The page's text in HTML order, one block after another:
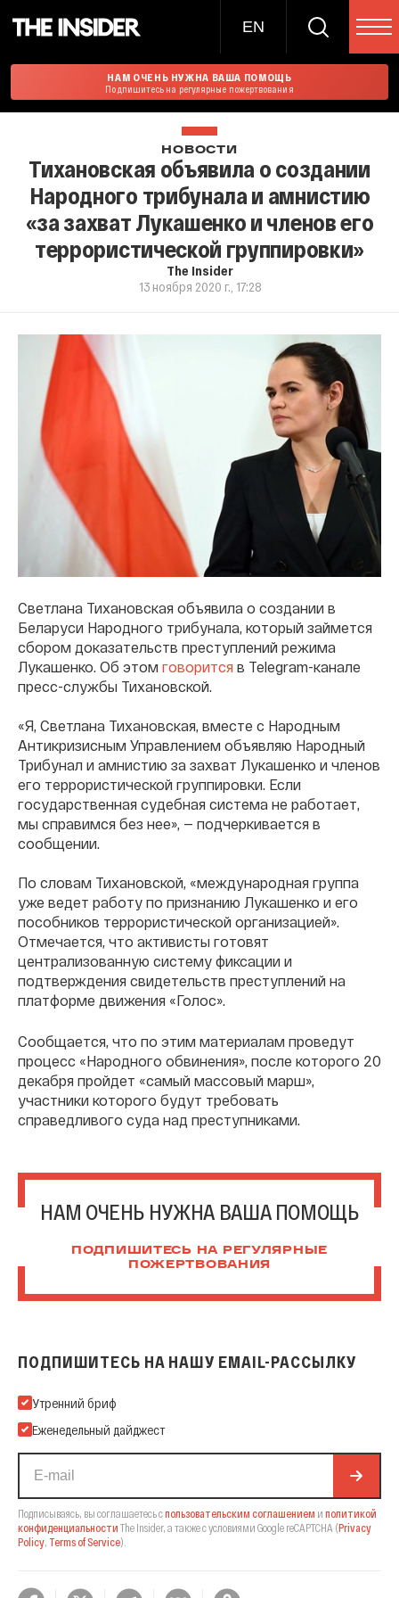
EN
НАМ ОЧЕНЬ НУЖНА ВАША ПОМОЩЬ
Подпишитесь на регулярные пожертвования
НОВОСТИ
Тихановская объявила о создании
Народного трибунала и амнистию
«за захват Лукашенко и членов его
террористической группировки»
The Insider
13 ноября 2020 г., 17:28
Светлана Тихановская объявила о создании в
Беларуси Народного трибунала, который займется
сбором доказательств преступлений режима
Лукашенко. Об этом говорится в Telegram-канале
пресс-службы Тихановской.
«Я, Светлана Тихановская, вместе с Народным
Антикризисным Управлением объявляю Народный
Трибунал и амнистию за захват Лукашенко и членов
его террористической группировки. Если
государственная судебная система не работает,
мы справимся без нее», — подчеркивается в
сообщении.
По словам Тихановской, «международная группа
уже ведет работу по признанию Лукашенко и его
пособников террористической организацией».
Отмечается, что активисты готовят
централизованную систему фиксации и
подтверждения свидетельств преступлений на
платформе движения «Голос».
Сообщается, что по этим материалам проведут
процесс «Народного обвинения», после которого 20
декабря пройдет «самый массовый марш»,
участники которого будут требовать
справедливого суда над преступниками.
НАМ ОЧЕНЬ НУЖНА ВАША ПОМОЩЬ
ПОДПИШИТЕСЬ НА РЕГУЛЯРНЫЕ
ПОЖЕРТВОВАНИЯ
ПОДПИШИТЕСЬ НА НАШУ EMAIL-РАССЫЛКУ
Подпишитесь на нашу Email-рассылку
Утренний бриф
Еженедельный дайджест
Подписываясь, вы соглашаетесь спользовательским соглашением и политикой
конфиденциальности The Insider, а также с условиями Google reCAPTCHA (Privacy
Policy, Terms of Service).